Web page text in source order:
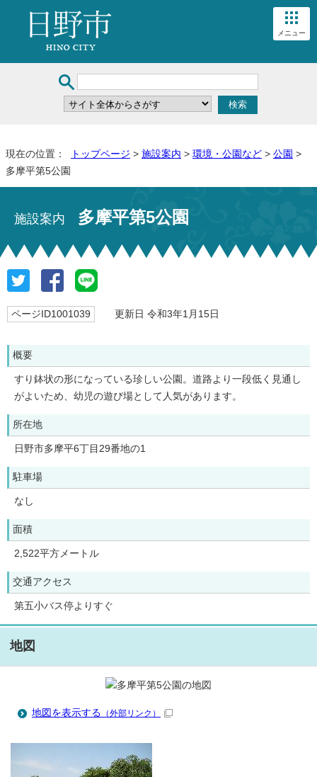
メニュー
現在の位置： トップページ > 施設案内 > 環境・公園など > 公園 >
多摩平第5公園
施設案内 多摩平第5公園
ページID1001039 更新日 令和3年1月15日
概要
すり鉢状の形になっている珍しい公園。道路より一段低く見通し
がよいため、幼児の遊び場として人気があります。
所在地
日野市多摩平6丁目29番地の1
駐車場
なし
面積
2,522平方メートル
交通アクセス
第五小バス停よりすぐ
地図
地図を表示する （外部リンク）